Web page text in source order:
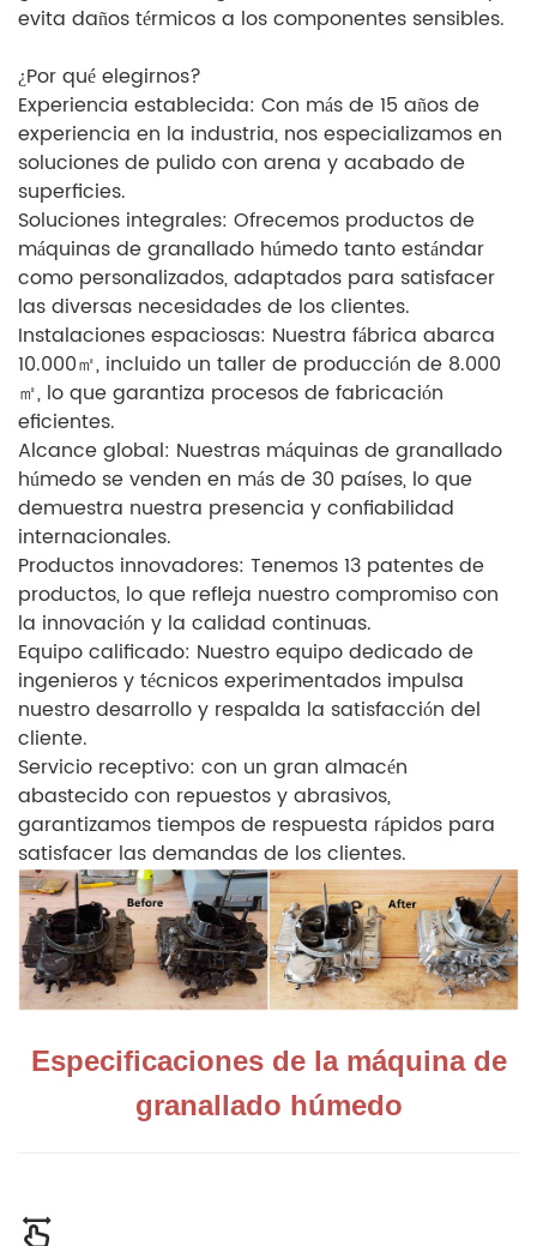
evita daños térmicos a los componentes sensibles.
¿Por qué elegirnos?
Experiencia establecida: Con más de 15 años de
experiencia en la industria, nos especializamos en
soluciones de pulido con arena y acabado de
superficies.
Soluciones integrales: Ofrecemos productos de
máquinas de granallado húmedo tanto estándar
como personalizados, adaptados para satisfacer
las diversas necesidades de los clientes.
Instalaciones espaciosas: Nuestra fábrica abarca
10.000㎡, incluido un taller de producción de 8.000
㎡, lo que garantiza procesos de fabricación
eficientes.
Alcance global: Nuestras máquinas de granallado
húmedo se venden en más de 30 países, lo que
demuestra nuestra presencia y confiabilidad
internacionales.
Productos innovadores: Tenemos 13 patentes de
productos, lo que refleja nuestro compromiso con
la innovación y la calidad continuas.
Equipo calificado: Nuestro equipo dedicado de
ingenieros y técnicos experimentados impulsa
nuestro desarrollo y respalda la satisfacción del
cliente.
Servicio receptivo: con un gran almacén
abastecido con repuestos y abrasivos,
garantizamos tiempos de respuesta rápidos para
satisfacer las demandas de los clientes.
Especificaciones de la máquina de
granallado húmedo